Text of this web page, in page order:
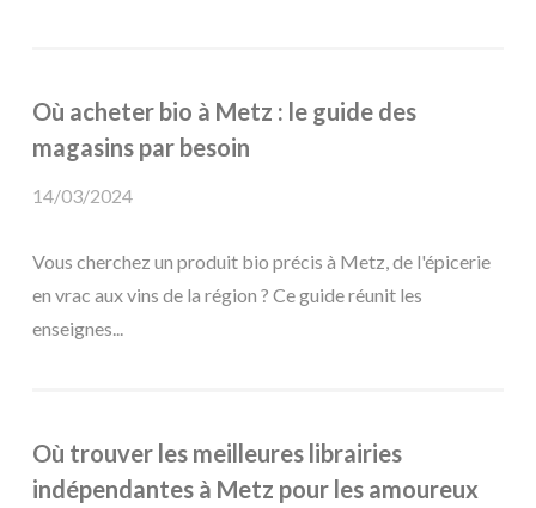
Où acheter bio à Metz : le guide des
magasins par besoin
14/03/2024
Vous cherchez un produit bio précis à Metz, de l'épicerie
en vrac aux vins de la région ? Ce guide réunit les
enseignes...
Où trouver les meilleures librairies
indépendantes à Metz pour les amoureux